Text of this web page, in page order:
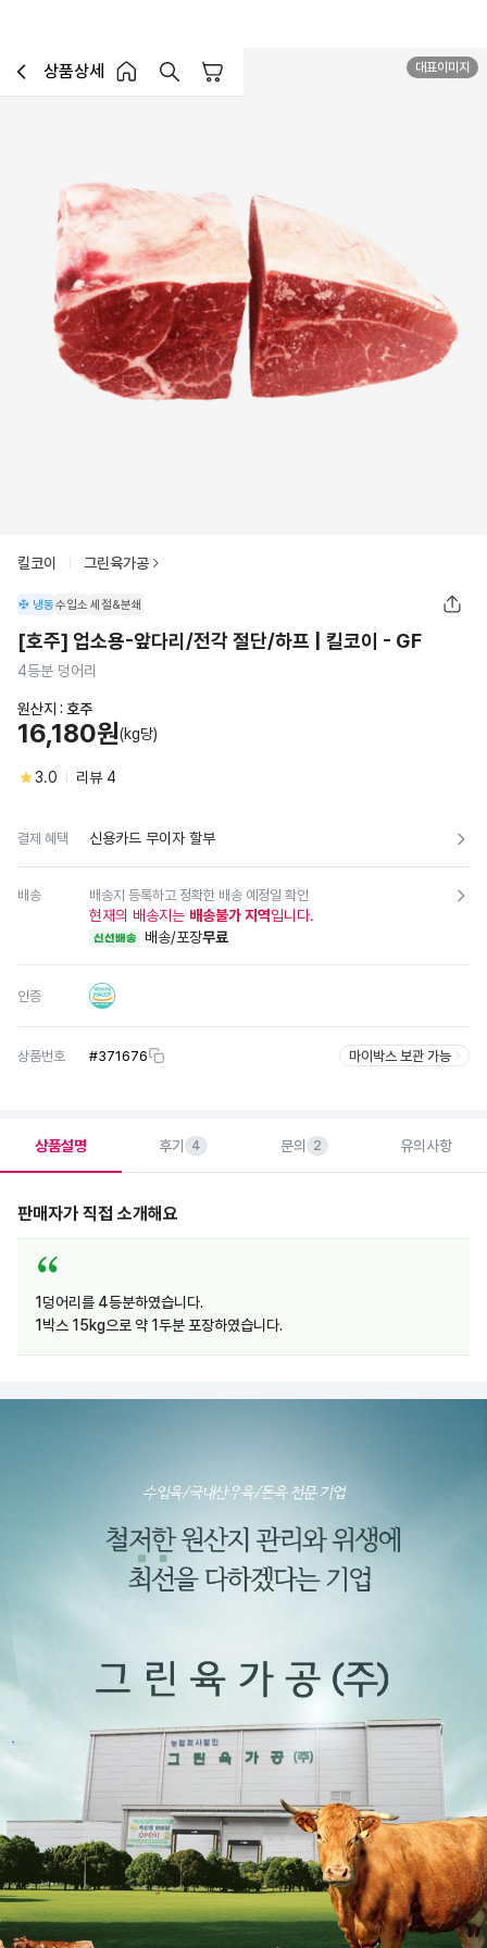
이전페이지로 이동
상품상세
홈 버튼홈 장바구니
대표이미지
킬코이 그린육가공
냉동수입소 세절&분쇄
[호주] 업소용-앞다리/전각 절단/하프 | 킬코이 - GF
4등분 덩어리
원산지 : 호주
16,180원(kg당)
3.0 리뷰 4
결제 혜택 신용카드 무이자 할부
배송 배송지 등록하고 정확한 배송 예정일 확인
현재의 배송지는 배송불가 지역입니다.
신선배송 배송/포장무료
인증
상품번호 #371676 마이박스 보관 가능
상품설명 후기 4 문의 2 유의사항
판매자가 직접 소개해요
1덩어리를 4등분하였습니다.
1박스 15kg으로 약 1두분 포장하였습니다.